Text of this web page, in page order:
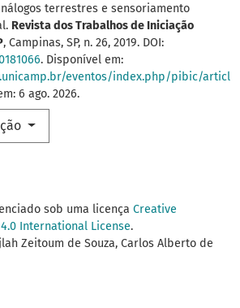
terrestres e sensoriamento
Revista dos Trabalhos de Iniciação
, Campinas, SP, n. 26, 2019. DOI:
. Disponível em:
eventos/index.php/pibic/articl
6 ago. 2026.
sob uma licença Creative
International License.
Zeitoum de Souza, Carlos Alberto de